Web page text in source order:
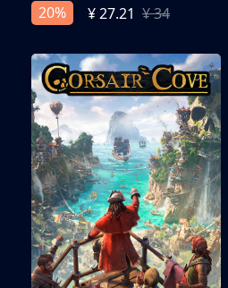
20%
¥ 27.21 ¥ 34